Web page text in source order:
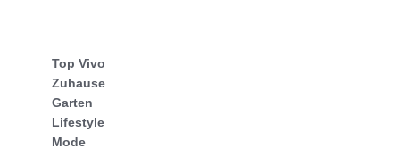
Top Vivo
Zuhause
Garten
Lifestyle
Mode